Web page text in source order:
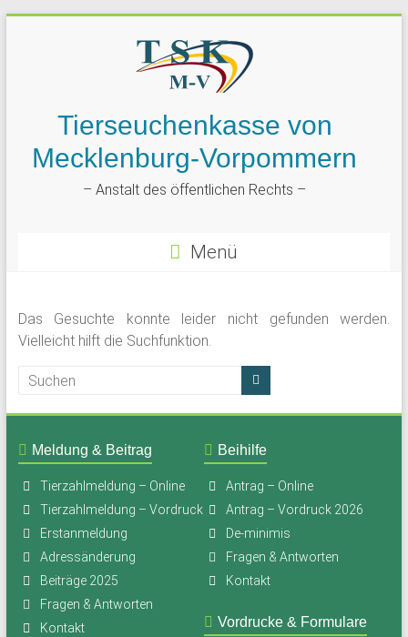
Tierseuchenkasse von
Mecklenburg-Vorpommern
– Anstalt des öffentlichen Rechts –
Menü
Das Gesuchte konnte leider nicht gefunden werden.
Vielleicht hilft die Suchfunktion.
Meldung & Beitrag
Tierzahlmeldung – Online
Tierzahlmeldung – Vordruck
Erstanmeldung
Adressänderung
Beiträge 2025
Fragen & Antworten
Kontakt
Beihilfe
Antrag – Online
Antrag – Vordruck 2026
De-minimis
Fragen & Antworten
Kontakt
Vordrucke & Formulare